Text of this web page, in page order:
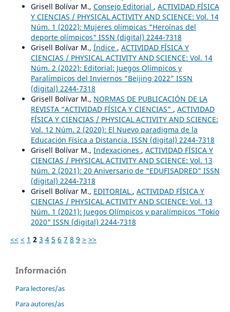
Grisell Bolívar M., Consejo Editorial , ACTIVIDAD FÍSICA
Y CIENCIAS / PHYSICAL ACTIVITY AND SCIENCE: Vol. 14
Núm. 1 (2022): Mujeres olímpicas "Heroínas del
deporte olímpicos" ISSN (digital) 2244-7318
Grisell Bolívar M., Índice , ACTIVIDAD FÍSICA Y
CIENCIAS / PHYSICAL ACTIVITY AND SCIENCE: Vol. 14
Núm. 2 (2022): Editorial: Juegos Olímpicos y
Paralímpicos del Inviernos “Beijing 2022” ISSN
(digital) 2244-7318
Grisell Bolívar M., NORMAS DE PUBLICACIÓN DE LA
REVISTA “ACTIVIDAD FÍSICA Y CIENCIAS” , ACTIVIDAD
FÍSICA Y CIENCIAS / PHYSICAL ACTIVITY AND SCIENCE:
Vol. 12 Núm. 2 (2020): El Nuevo paradigma de la
Educación Física a Distancia. ISSN (digital) 2244-7318
Grisell Bolívar M., Indexaciones , ACTIVIDAD FÍSICA Y
CIENCIAS / PHYSICAL ACTIVITY AND SCIENCE: Vol. 13
Núm. 2 (2021): 20 Aniversario de "EDUFISADRED" ISSN
(digital) 2244-7318
Grisell Bolívar M., EDITORIAL , ACTIVIDAD FÍSICA Y
CIENCIAS / PHYSICAL ACTIVITY AND SCIENCE: Vol. 13
Núm. 1 (2021): Juegos Olímpicos y paralímpicos "Tokio
2020" ISSN (digital) 2244-7318
<< < 1 2 3 4 5 6 7 8 9 > >>
Información
Para lectores/as
Para autores/as